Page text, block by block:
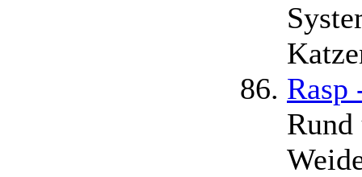
Rasp
Rund